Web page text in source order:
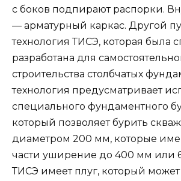
с боков подпирают распорки.
— арматурный каркас. Другой
технология ТИСЭ, которая была
разработана для
строительства столбчатых
технология предусматривает
специального фундаментного
который позволяет бурить
диаметром 200 мм, которые
части уширение до 400 мм или
ТИСЭ имеет плуг, который может